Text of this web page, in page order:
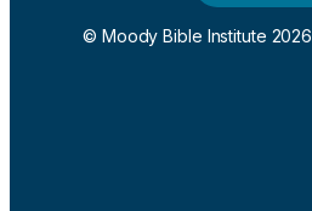
© Moody Bible Institute 2026